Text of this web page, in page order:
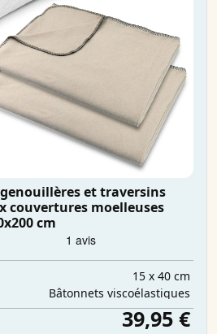
genouillères et traversins
couvertures moelleuses
cm
15 x 40 cm
Bâtonnets viscoélastiques
39,95 €